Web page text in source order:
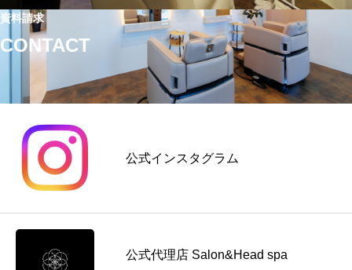
資料請求
CONTACT
公式インスタグラム
公式代理店 Salon&Head spa